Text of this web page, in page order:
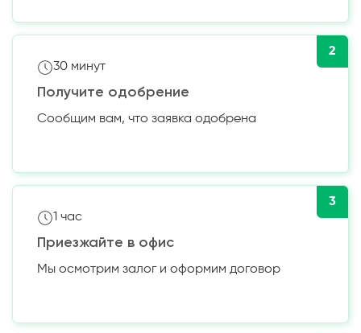
2
30 минут
Получите одобрение
Сообщим вам, что заявка одобрена
3
1 час
Приезжайте в офис
Мы осмотрим залог и оформим договор